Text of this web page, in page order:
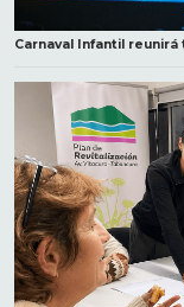
Carnaval Infantil